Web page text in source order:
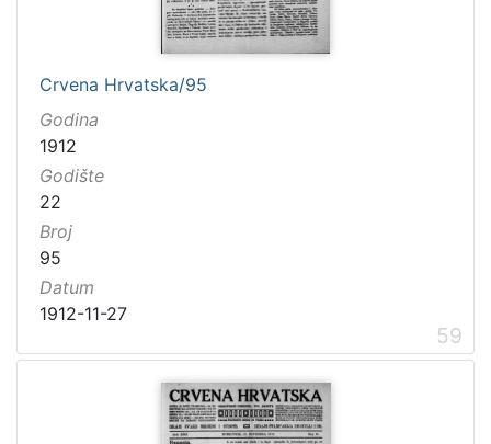
Crvena Hrvatska/95
Godina
1912
Godište
22
Broj
95
Datum
1912-11-27
59